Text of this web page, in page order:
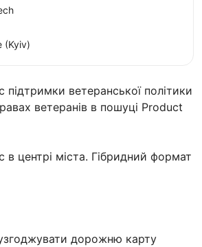
ветеранської політики
ветеранів в пошуці Product
в центрі міста. Гібридний формат
дорожню карту
(Kyiv)